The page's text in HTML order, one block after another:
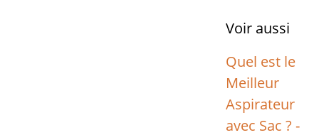
Voir aussi
Quel est le
Meilleur
Aspirateur
avec Sac ? -